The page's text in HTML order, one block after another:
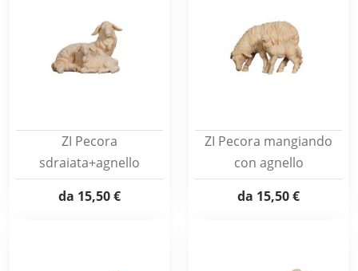
ZI Pecora
sdraiata+agnello
da 15,50 €
ZI Pecora mangiando
con agnello
da 15,50 €